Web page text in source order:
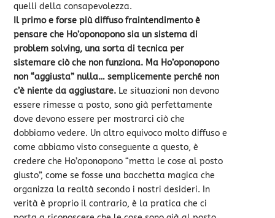
quelli della consapevolezza.
Il primo e forse più diffuso fraintendimento è
pensare che Ho’oponopono sia un sistema di
problem solving, una sorta di tecnica per
sistemare ciò che non funziona. Ma Ho’oponopono
non “aggiusta” nulla… semplicemente perché non
c’è niente da aggiustare. Le situazioni non devono
essere rimesse a posto, sono già perfettamente
dove devono essere per mostrarci ciò che
dobbiamo vedere. Un altro equivoco molto diffuso e
come abbiamo visto conseguente a questo, è
credere che Ho’oponopono “metta le cose al posto
giusto”, come se fosse una bacchetta magica che
organizza la realtà secondo i nostri desideri. In
verità è proprio il contrario, è la pratica che ci